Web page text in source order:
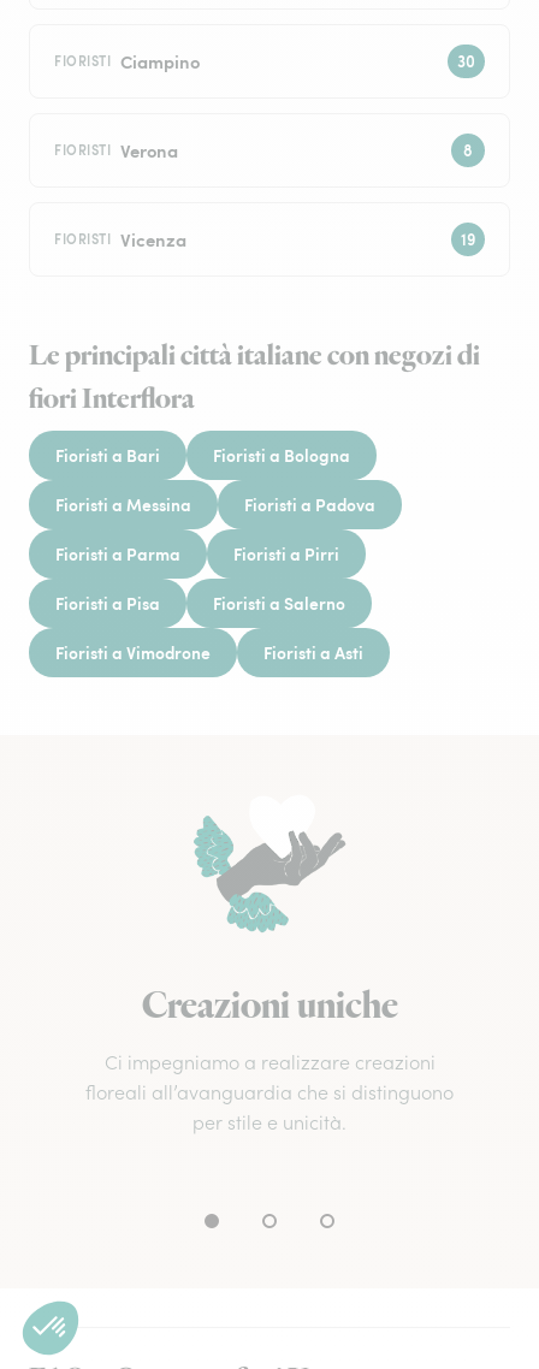
FIORISTI Ciampino
FIORISTI Verona
FIORISTI Vicenza
Le principali città italiane con negozi di
fiori Interflora
Fioristi a Bari Fioristi a Bologna
Fioristi a Messina Fioristi a Padova
Fioristi a Parma Fioristi a Pirri
Fioristi a Pisa Fioristi a Salerno
Fioristi a Vimodrone Fioristi a Asti
Creazioni uniche
Ci impegniamo a realizzare creazioni
floreali all’avanguardia che si distinguono
per stile e unicità.